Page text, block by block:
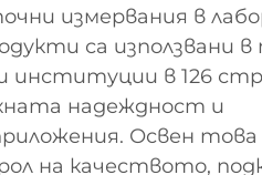
измервания в
са използвани в
институции в 126
надеждност и
Освен
на качеството,